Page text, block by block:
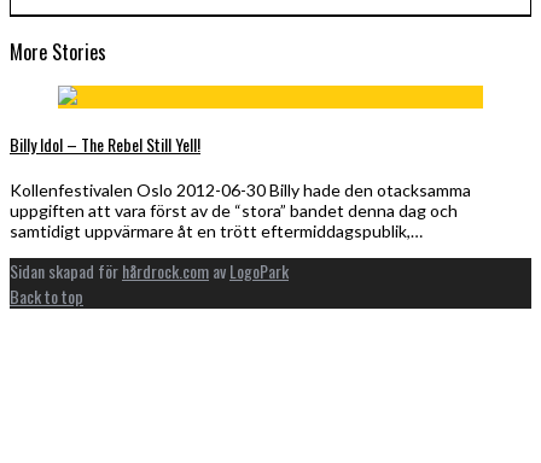
More Stories
Billy Idol – The Rebel Still Yell!
Kollenfestivalen Oslo 2012-06-30 Billy hade den otacksamma
uppgiften att vara först av de “stora” bandet denna dag och
samtidigt uppvärmare åt en trött eftermiddagspublik,…
Sidan skapad förhårdrock.comavLogoPark
Back to top